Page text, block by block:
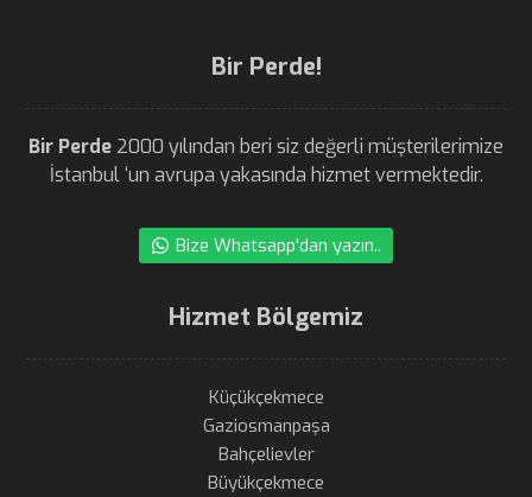
Bir Perde!
Bir Perde 2000 yılından beri siz değerli müşterilerimize
İstanbul ‘un avrupa yakasında hizmet vermektedir.
Bize Whatsapp'dan yazın..
Hizmet Bölgemiz
Küçükçekmece
Gaziosmanpaşa
Bahçelievler
Büyükçekmece